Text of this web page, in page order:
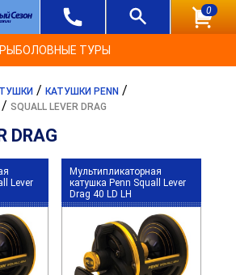
0
РЫБОЛОВНЫЕ ТУРЫ
/ КАТУШКИ PENN /
/ SQUALL LEVER DRAG
DRAG
Lever
Мультипликаторная
катушка Penn Squall Lever
Drag 40 LD LH